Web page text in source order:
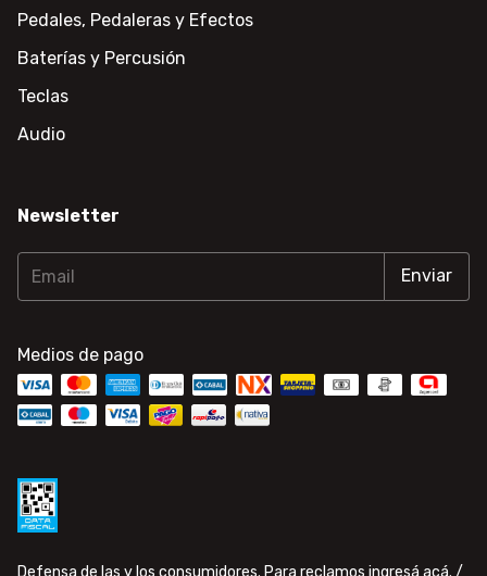
Pedales, Pedaleras y Efectos
Baterías y Percusión
Teclas
Audio
Newsletter
Medios de pago
Defensa de las y los consumidores. Para reclamos ingresá acá. /